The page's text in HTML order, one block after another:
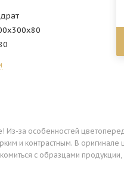
Из-за особенностей
и контрастным. В
с образцами